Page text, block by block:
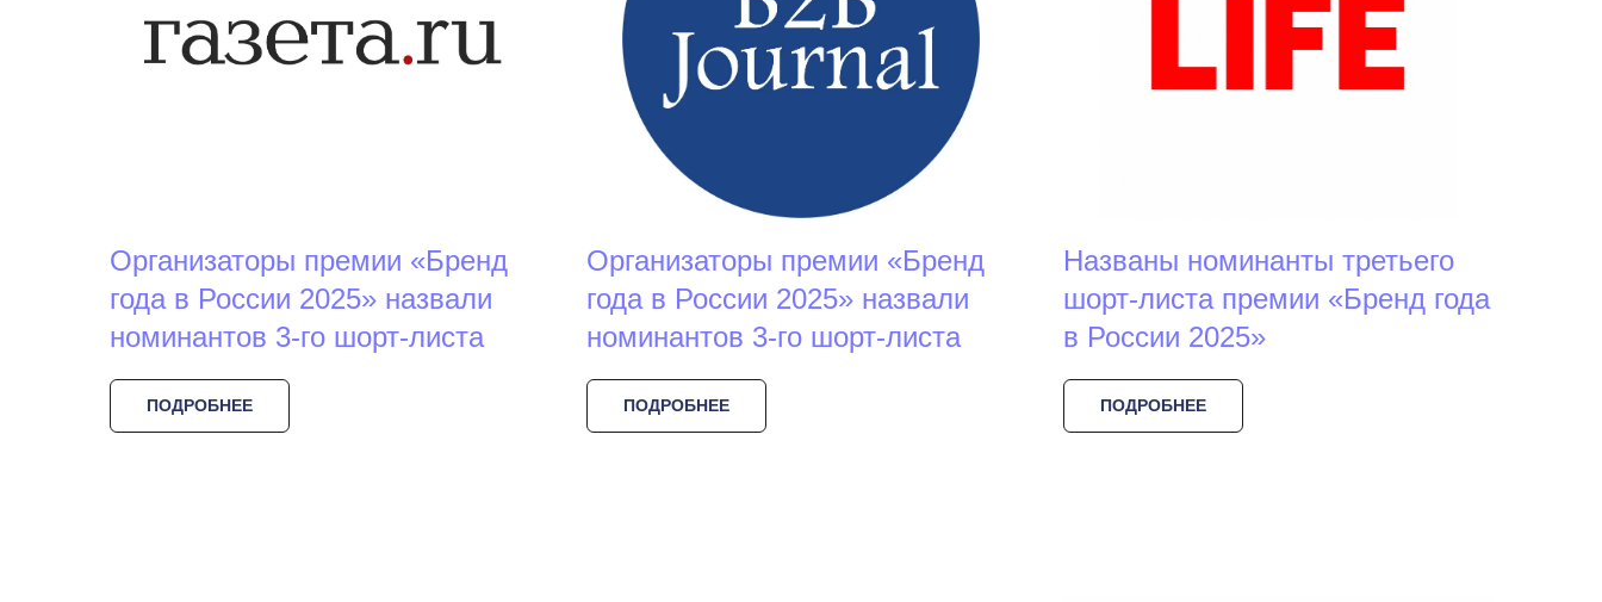
Организаторы премии «Бренд
года в России 2025» назвали
номинантов 3-го шорт-листа
ПОДРОБНЕЕ
Организаторы премии «Бренд
года в России 2025» назвали
номинантов 3-го шорт-листа
ПОДРОБНЕЕ
Названы номинанты третьего
шорт-листа премии «Бренд года
в России 2025»
ПОДРОБНЕЕ